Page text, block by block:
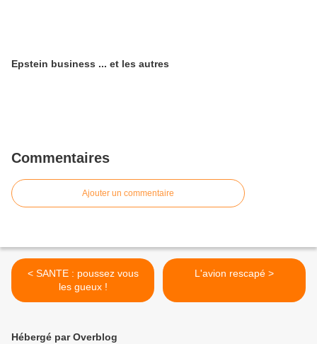
Epstein business ... et les autres
Commentaires
Ajouter un commentaire
< SANTE : poussez vous
les gueux !
L'avion rescapé >
Hébergé par Overblog